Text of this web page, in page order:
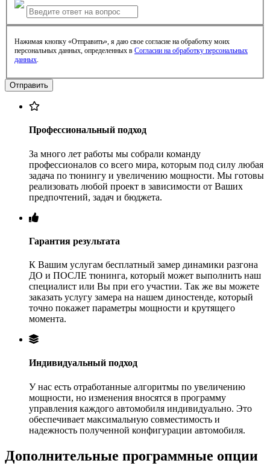
Нажимая кнопку «Отправить», я даю свое согласие на обработку моих
персональных данных, определенных в Согласии на обработку персональных
данных.
Профессиональный подход
За много лет работы мы собрали команду
профессионалов со всего мира, которым под силу любая
задача по тюнингу и увеличению мощности. Мы готовы
реализовать любой проект в зависимости от Ваших
предпочтений, задач и бюджета.
Гарантия результата
К Вашим услугам бесплатный замер динамики разгона
ДО и ПОСЛЕ тюнинга, который может выполнить наш
специалист или Вы при его участии. Так же вы можете
заказать услугу замера на нашем диностенде, который
точно покажет параметры мощности и крутящего
момента.
Индивидуальный подход
У нас есть отработанные алгоритмы по увеличению
мощности, но изменения вносятся в программу
управления каждого автомобиля индивидуально. Это
обеспечивает максимальную совместимость и
надежность полученной конфигурации автомобиля.
Дополнительные программные опции